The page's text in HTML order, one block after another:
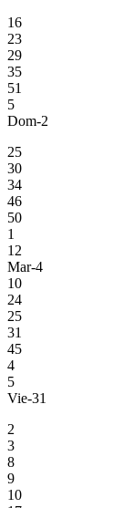
16
23
29
35
51
5
Dom-2
25
30
34
46
50
1
12
Mar-4
10
24
25
31
45
4
5
Vie-31
2
3
8
9
10